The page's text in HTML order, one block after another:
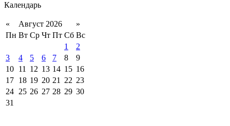
Календарь
« Август 2026
»
Пн Вт Ср Чт Пт Сб Вс
1
2
3
4 5 6 7 8
9
10 11 12 13 14 15 16
17 18 19 20 21 22 23
24 25 26 27 28 29 30
31